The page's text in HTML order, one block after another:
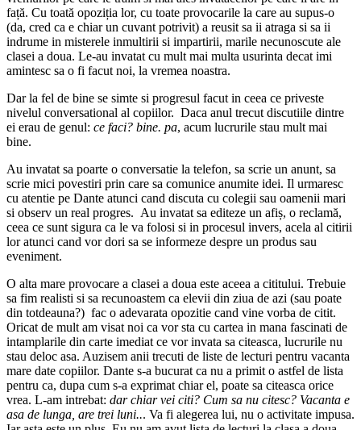
față. Cu toată opoziția lor, cu toate provocarile la care au supus-o
(da, cred ca e chiar un cuvant potrivit) a reusit sa ii atraga si sa ii
indrume in misterele inmultirii si impartirii, marile necunoscute ale
clasei a doua. Le-au invatat cu mult mai multa usurinta decat imi
amintesc sa o fi facut noi, la vremea noastra.
Dar la fel de bine se simte si progresul facut in ceea ce priveste
nivelul conversational al copiilor. Daca anul trecut discutiile dintre
ei erau de genul: ce faci? bine. pa, acum lucrurile stau mult mai
bine.
Au invatat sa poarte o conversatie la telefon, sa scrie un anunt, sa
scrie mici povestiri prin care sa comunice anumite idei. Il urmaresc
cu atentie pe Dante atunci cand discuta cu colegii sau oamenii mari
si observ un real progres. Au invatat sa editeze un afiș, o reclamă,
ceea ce sunt sigura ca le va folosi si in procesul invers, acela al citirii
lor atunci cand vor dori sa se informeze despre un produs sau
eveniment.
O alta mare provocare a clasei a doua este aceea a cititului. Trebuie
sa fim realisti si sa recunoastem ca elevii din ziua de azi (sau poate
din totdeauna?) fac o adevarata opozitie cand vine vorba de citit.
Oricat de mult am visat noi ca vor sta cu cartea in mana fascinati de
intamplarile din carte imediat ce vor invata sa citeasca, lucrurile nu
stau deloc asa. Auzisem anii trecuti de liste de lecturi pentru vacanta
mare date copiilor. Dante s-a bucurat ca nu a primit o astfel de lista
pentru ca, dupa cum s-a exprimat chiar el, poate sa citeasca orice
vrea. L-am intrebat: dar chiar vei citi? Cum sa nu citesc? Vacanta e
asa de lunga, are trei luni... Va fi alegerea lui, nu o activitate impusa.